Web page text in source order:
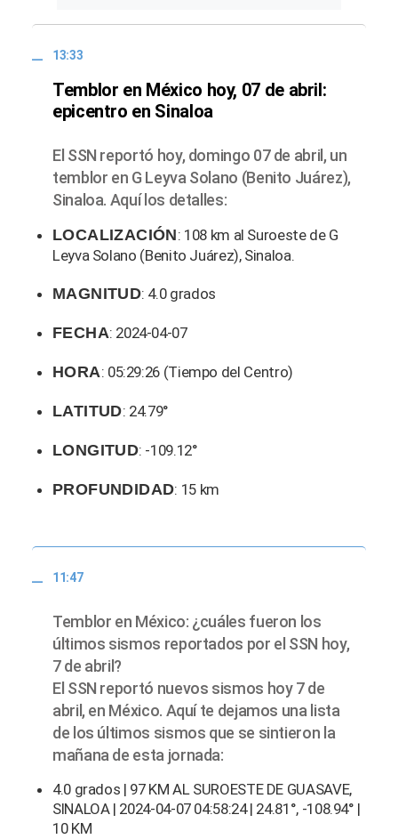
13:33
Temblor en México hoy, 07 de abril:
epicentro en Sinaloa
El SSN reportó hoy, domingo 07 de abril, un
temblor en G Leyva Solano (Benito Juárez),
Sinaloa. Aquí los detalles:
LOCALIZACIÓN: 108 km al Suroeste de G
Leyva Solano (Benito Juárez), Sinaloa.
MAGNITUD: 4.0 grados
FECHA: 2024-04-07
HORA: 05:29:26 (Tiempo del Centro)
LATITUD: 24.79°
LONGITUD: -109.12°
PROFUNDIDAD: 15 km
11:47
Temblor en México: ¿cuáles fueron los
últimos sismos reportados por el SSN hoy,
7 de abril?
El SSN reportó nuevos sismos hoy 7 de
abril, en México. Aquí te dejamos una lista
de los últimos sismos que se sintieron la
mañana de esta jornada:
4.0 grados | 97 KM AL SUROESTE DE GUASAVE,
SINALOA | 2024-04-07 04:58:24 | 24.81°, -108.94° |
10 KM